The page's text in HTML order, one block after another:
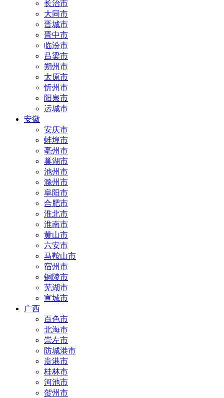
长治市
大同市
晋城市
晋中市
临汾市
吕梁市
朔州市
太原市
忻州市
阳泉市
运城市
安徽
安庆市
蚌埠市
亳州市
巢湖市
池州市
滁州市
阜阳市
合肥市
淮北市
淮南市
黄山市
六安市
马鞍山市
宿州市
铜陵市
芜湖市
宣城市
广西
百色市
北海市
崇左市
防城港市
贵港市
桂林市
河池市
贺州市